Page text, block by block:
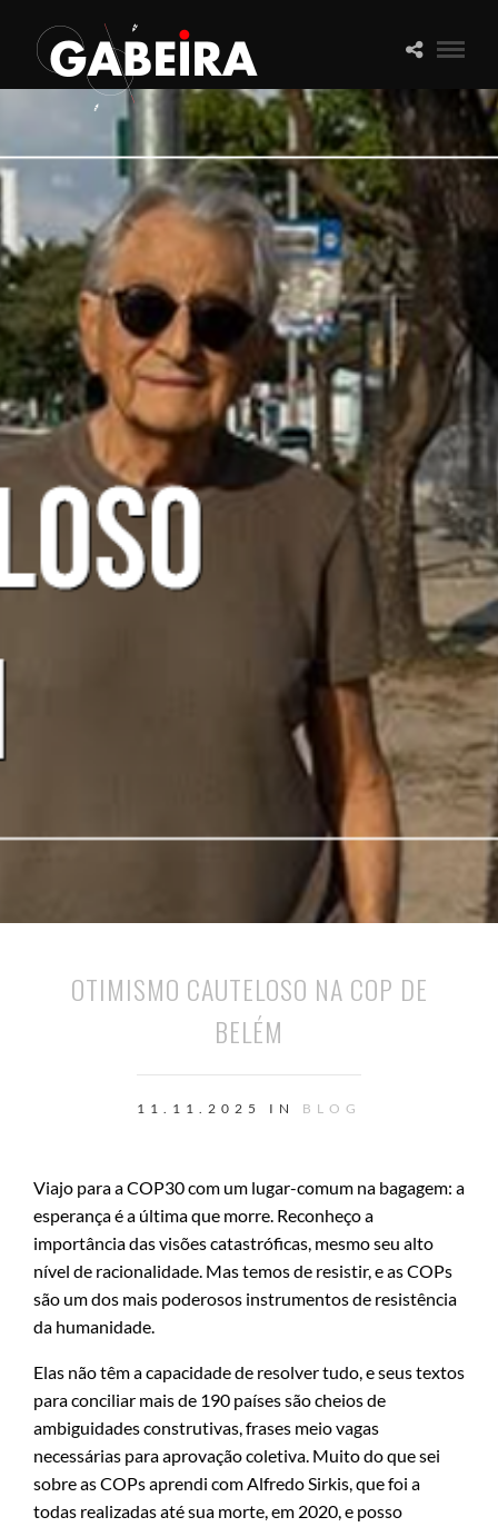
OTIMISMO CAUTELOSO NA COP DE
BELÉM
11.11.2025 IN BLOG
Viajo para a COP30 com um lugar-comum na bagagem: a
esperança é a última que morre. Reconheço a
importância das visões catastróficas, mesmo seu alto
nível de racionalidade. Mas temos de resistir, e as COPs
são um dos mais poderosos instrumentos de resistência
da humanidade.
Elas não têm a capacidade de resolver tudo, e seus textos
para conciliar mais de 190 países são cheios de
ambiguidades construtivas, frases meio vagas
necessárias para aprovação coletiva. Muito do que sei
sobre as COPs aprendi com Alfredo Sirkis, que foi a
todas realizadas até sua morte, em 2020, e posso